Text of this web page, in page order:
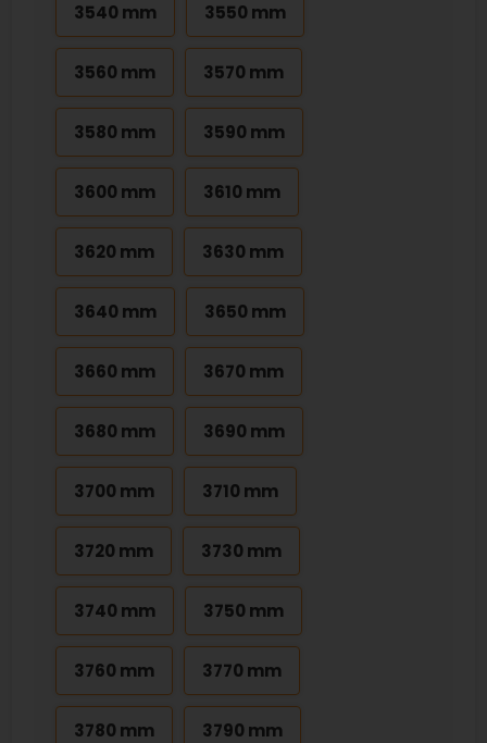
3540 mm 3550 mm
3560 mm 3570 mm
3580 mm 3590 mm
3600 mm 3610 mm
3620 mm 3630 mm
3640 mm 3650 mm
3660 mm 3670 mm
3680 mm 3690 mm
3700 mm 3710 mm
3720 mm 3730 mm
3740 mm 3750 mm
3760 mm 3770 mm
3780 mm 3790 mm